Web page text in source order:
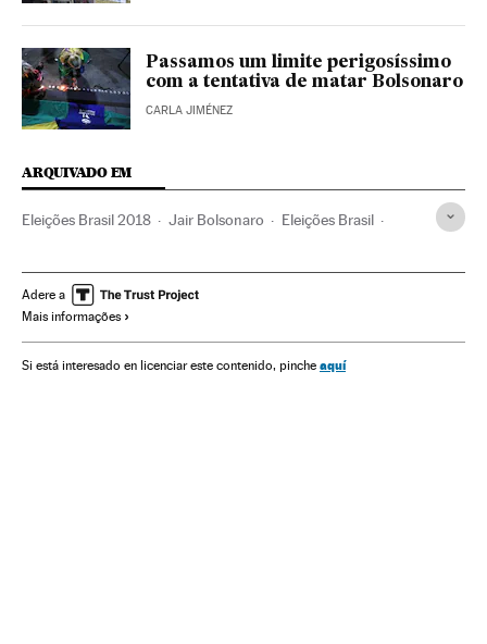
Passamos um limite perigosíssimo
com a tentativa de matar Bolsonaro
CARLA JIMÉNEZ
ARQUIVADO EM
Eleições Brasil 2018 Jair Bolsonaro Eleições Brasil
América Política
Adere a
Mais informações
Si está interesado en licenciar este contenido, pinche aquí